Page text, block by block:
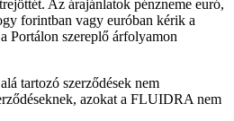
Az árajánlatok pénzneme euró,
forintban vagy euróban kérik a
Portálon szereplő árfolyamon
tartozó szerződések nem
azokat a FLUIDRA nem